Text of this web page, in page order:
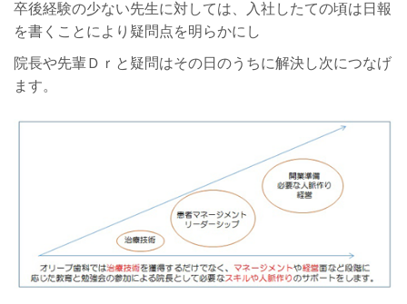
卒後経験の少ない先生に対しては、入社したての頃は日報
を書くことにより疑問点を明らかにし
院長や先輩Ｄｒと疑問はその日のうちに解決し次につなげ
ます。